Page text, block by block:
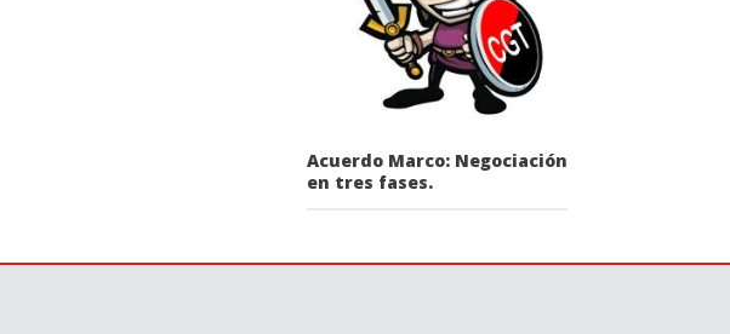
Acuerdo Marco: Negociación
en tres fases.